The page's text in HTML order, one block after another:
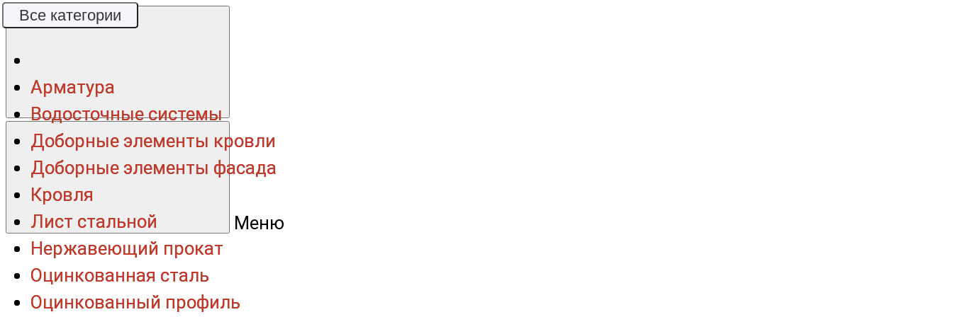
Меню
Все категории
Арматура
Водосточные системы
Доборные элементы кровли
Доборные элементы фасада
Кровля
Лист стальной
Нержавеющий прокат
Оцинкованная сталь
Оцинкованный профиль
Все категории
Арматура
Водосточные системы
Доборные элементы кровли
Доборные элементы фасада
Кровля
Лист стальной
Нержавеющий прокат
Оцинкованная сталь
Оцинкованный профиль